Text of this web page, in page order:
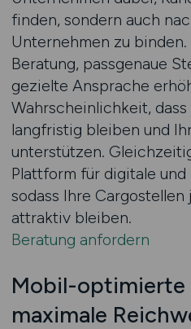
finden, sondern auch
Unternehmen zu
Beratung, passgenaue
gezielte Ansprache
Wahrscheinlichkeit,
langfristig bleiben und
unterstützen.
Plattform für digitale
sodass Ihre
attraktiv bleiben.
Beratung anfordern
Mobil-
maximale